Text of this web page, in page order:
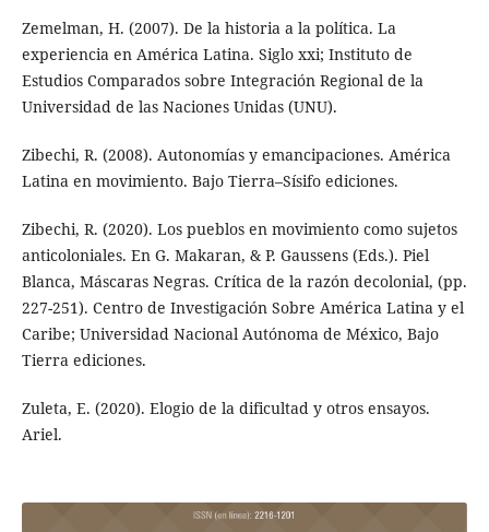
Zemelman, H. (2007). De la historia a la política. La
experiencia en América Latina. Siglo xxi; Instituto de
Estudios Comparados sobre Integración Regional de la
Universidad de las Naciones Unidas (UNU).
Zibechi, R. (2008). Autonomías y emancipaciones. América
Latina en movimiento. Bajo Tierra–Sísifo ediciones.
Zibechi, R. (2020). Los pueblos en movimiento como sujetos
anticoloniales. En G. Makaran, & P. Gaussens (Eds.). Piel
Blanca, Máscaras Negras. Crítica de la razón decolonial, (pp.
227-251). Centro de Investigación Sobre América Latina y el
Caribe; Universidad Nacional Autónoma de México, Bajo
Tierra ediciones.
Zuleta, E. (2020). Elogio de la dificultad y otros ensayos.
Ariel.